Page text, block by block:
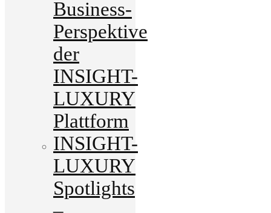
Business-
Perspektive
der
INSIGHT-
LUXURY
Plattform
INSIGHT-
LUXURY
Spotlights